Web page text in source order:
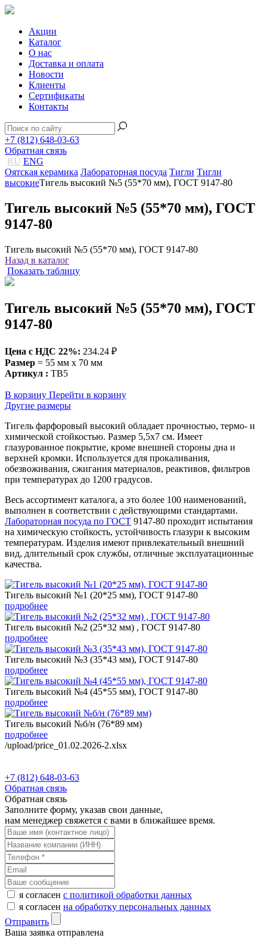
Акции
Каталог
О нас
Доставка и оплата
Новости
Клиенты
Сертификаты
Контакты
+7 (812) 648-03-63
Обратная связь
RU ENG
Оятская керамика Лабораторная посуда Тигли Тигли
высокиеТигель высокий №5 (55*70 мм), ГОСТ 9147-80
Тигель высокий №5 (55*70 мм), ГОСТ
9147-80
Тигель высокий №5 (55*70 мм), ГОСТ 9147-80
Назад в каталог
Показать таблицу
Тигель высокий №5 (55*70 мм), ГОСТ
9147-80
Цена c НДС 22%: 234.24 ₽
Размер = 55 мм x 70 мм
Артикул : ТВ5
В корзину Перейти в корзину
Другие размеры
Тигель фарфоровый высокий обладает прочностью, термо- и
химической стойкостью. Размер 5,5х7 см. Имеет
глазурованное покрытие, кроме внешней стороны дна и
верхней кромки. Используется для прокаливания,
обезвоживания, сжигания материалов, реактивов, фильтров
при температурах до 1200 градусов.
Весь ассортимент каталога, а это более 100 наименований,
выполнен в соответствии с действующими стандартами.
Лабораторная посуда по ГОСТ 9147-80 проходит испытания
на химическую стойкость, устойчивость глазури к высоким
температурам. Изделия имеют привлекательный внешний
вид, длительный срок службы, отличные эксплуатационные
качества.
Тигель высокий №1 (20*25 мм), ГОСТ 9147-80
подробнее
Тигель высокий №2 (25*32 мм) , ГОСТ 9147-80
подробнее
Тигель высокий №3 (35*43 мм), ГОСТ 9147-80
подробнее
Тигель высокий №4 (45*55 мм), ГОСТ 9147-80
подробнее
Тигель высокий №б/н (76*89 мм)
подробнее
/upload/price_01.02.2026-2.xlsx
+7 (812) 648-03-63
Обратная связь
Обратная связь
Заполните форму, указав свои данные,
нам менеджер свяжется с вами в ближайшее время.
я согласен с политикой обработки данных
я согласен на обработку персональных данных
Отправить
Ваша заявка отправлена